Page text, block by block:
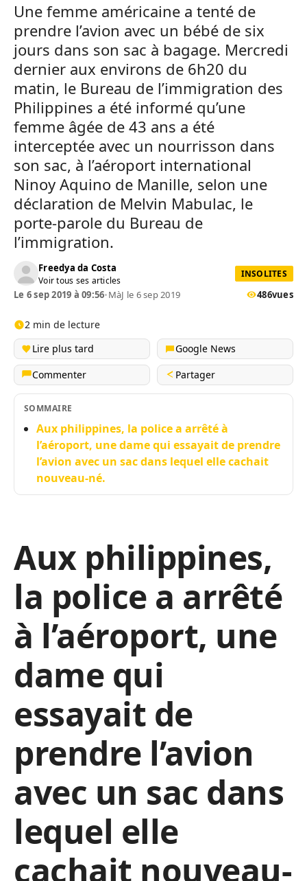
Une femme américaine a tenté de
prendre l’avion avec un bébé de six
jours dans son sac à bagage. Mercredi
dernier aux environs de 6h20 du
matin, le Bureau de l’immigration des
Philippines a été informé qu’une
femme âgée de 43 ans a été
interceptée avec un nourrisson dans
son sac, à l’aéroport international
Ninoy Aquino de Manille, selon une
déclaration de Melvin Mabulac, le
porte-parole du Bureau de
l’immigration.
Freedya da Costa
Voir tous ses articles
INSOLITES
Le 6 sep 2019 à 09:56•MàJ le 6 sep 2019 486vues
2 min de lecture
Lire plus tard
Google News
Commenter
Partager
SOMMAIRE
Aux philippines, la police a arrêté à
l’aéroport, une dame qui essayait de prendre
l’avion avec un sac dans lequel elle cachait
nouveau-né.
Aux philippines,
la police a arrêté
à l’aéroport, une
dame qui
essayait de
prendre l’avion
avec un sac dans
lequel elle
cachait nouveau-